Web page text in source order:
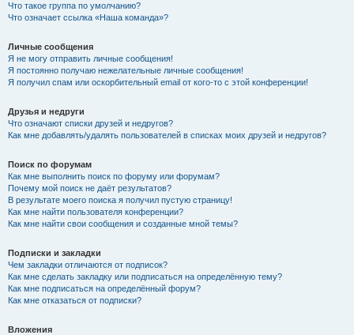
Что такое группа по умолчанию?
Что означает ссылка «Наша команда»?
Личные сообщения
Я не могу отправить личные сообщения!
Я постоянно получаю нежелательные личные сообщения!
Я получил спам или оскорбительный email от кого-то с этой конференции!
Друзья и недруги
Что означают списки друзей и недругов?
Как мне добавлять/удалять пользователей в списках моих друзей и недругов?
Поиск по форумам
Как мне выполнить поиск по форуму или форумам?
Почему мой поиск не даёт результатов?
В результате моего поиска я получил пустую страницу!
Как мне найти пользователя конференции?
Как мне найти свои сообщения и созданные мной темы?
Подписки и закладки
Чем закладки отличаются от подписок?
Как мне сделать закладку или подписаться на определённую тему?
Как мне подписаться на определённый форум?
Как мне отказаться от подписки?
Вложения